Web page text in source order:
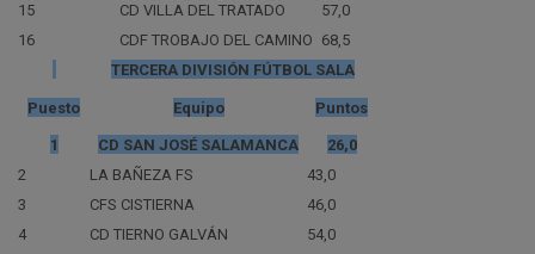
15
CD VILLA DEL TRATADO
57,0
16
CDF TROBAJO DEL CAMINO 68,5
TERCERA DIVISIÓN FÚTBOL SALA
Puesto Equipo Puntos
1 CD SAN JOSÉ SALAMANCA
26,0
2
LA BAÑEZA FS
43,0
3
CFS CISTIERNA
46,0
4
CD TIERNO GALVÁN
54,0